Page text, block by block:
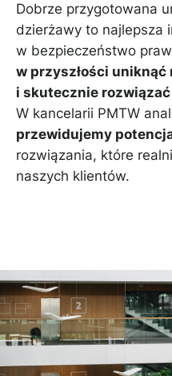
Dobrze przygotowana
dzierżawy to najlepsza
w bezpieczeństwo
w przyszłości uniknąć
i skutecznie
W kancelarii PMTW
przewidujemy
rozwiązania, które
naszych klientów.